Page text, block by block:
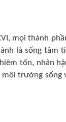
mọi thành
là sống tâm
tốn, nhân
môi trường